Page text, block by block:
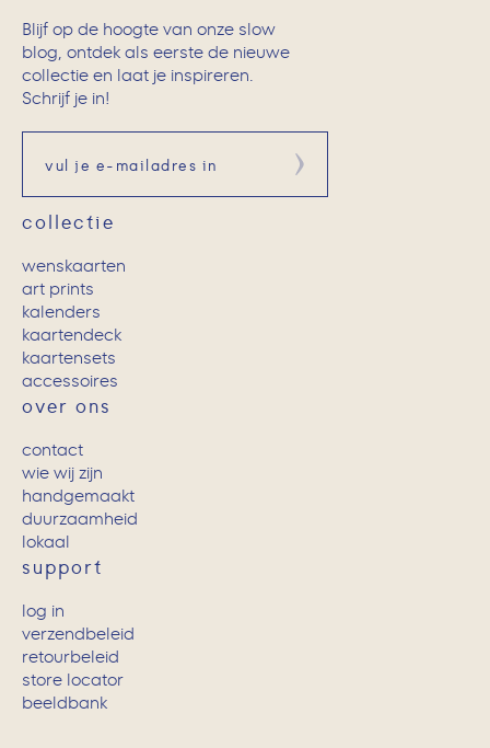
Blijf op de hoogte van onze slow
blog, ontdek als eerste de nieuwe
collectie en laat je inspireren.
Schrijf je in!
Aanmelden
collectie
wenskaarten
art prints
kalenders
kaartendeck
kaartensets
accessoires
over ons
contact
wie wij zijn
handgemaakt
duurzaamheid
lokaal
support
log in
verzendbeleid
retourbeleid
store locator
beeldbank